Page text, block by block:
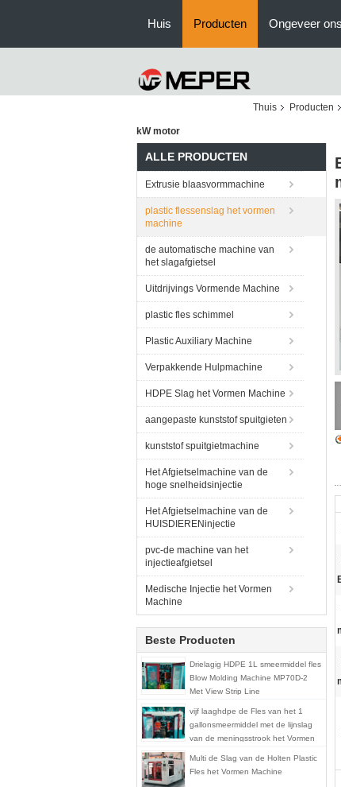
Huis Producten Ongeveer ons
Thuis
Producten
kW motor
ALLE PRODUCTEN
Extrusie blaasvormmachine
plastic flessenslag het vormen
machine
de automatische machine van
het slagafgietsel
Uitdrijvings Vormende Machine
plastic fles schimmel
Plastic Auxiliary Machine
Verpakkende Hulpmachine
HDPE Slag het Vormen Machine
aangepaste kunststof spuitgieten
kunststof spuitgietmachine
Het Afgietselmachine van de
hoge snelheidsinjectie
Het Afgietselmachine van de
HUISDIERENinjectie
pvc-de machine van het
injectieafgietsel
Medische Injectie het Vormen
Machine
Beste Producten
Drielagig HDPE 1L smeermiddel fles
Blow Molding Machine MP70D-2
Met View Strip Line
vijf laaghdpe de Fles van het 1
gallonsmeermiddel met de lijnslag
van de meningsstrook het Vormen
Multi de Slag van de Holten Plastic
Fles het Vormen Machine